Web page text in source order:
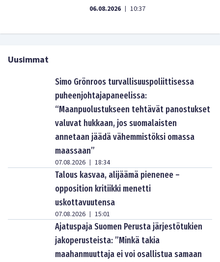
06.08.2026 | 10:37
Uusimmat
Simo Grönroos turvallisuuspoliittisessa
puheenjohtajapaneelissa:
“Maanpuolustukseen tehtävät panostukset
valuvat hukkaan, jos suomalaisten
annetaan jäädä vähemmistöksi omassa
maassaan”
07.08.2026 | 18:34
Talous kasvaa, alijäämä pienenee –
opposition kritiikki menetti
uskottavuutensa
07.08.2026 | 15:01
Ajatuspaja Suomen Perusta järjestötukien
jakoperusteista: ”Minkä takia
maahanmuuttaja ei voi osallistua samaan